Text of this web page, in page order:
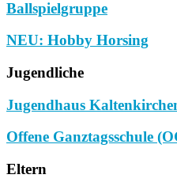
Ballspielgruppe
NEU: Hobby Horsing
Jugendliche
Jugendhaus
Offene Ganztagsschule
Eltern